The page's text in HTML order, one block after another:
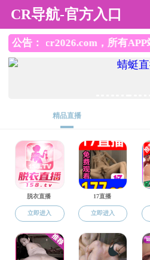
人才培养